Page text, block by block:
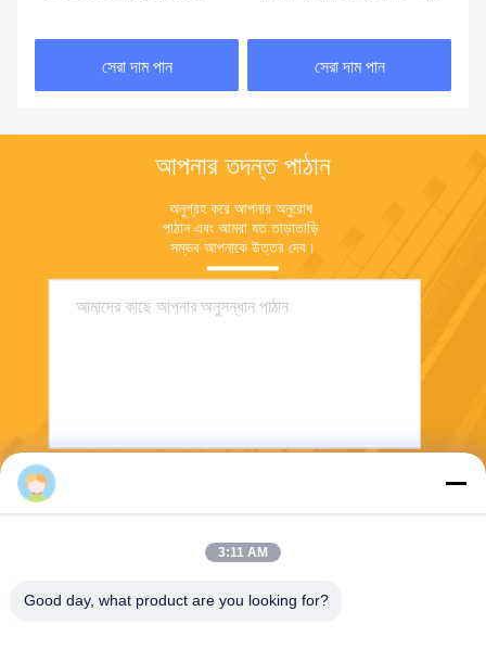
সেরা দাম পান সেরা দাম পান
আপনার তদন্ত পাঠান
অনুগ্রহ করে আপনার অনুরোধ
পাঠান এবং আমরা যত তাড়াতাড়ি
সম্ভব আপনাকে উত্তর দেব।
3:11 AM
Good day, what product are you looking for?